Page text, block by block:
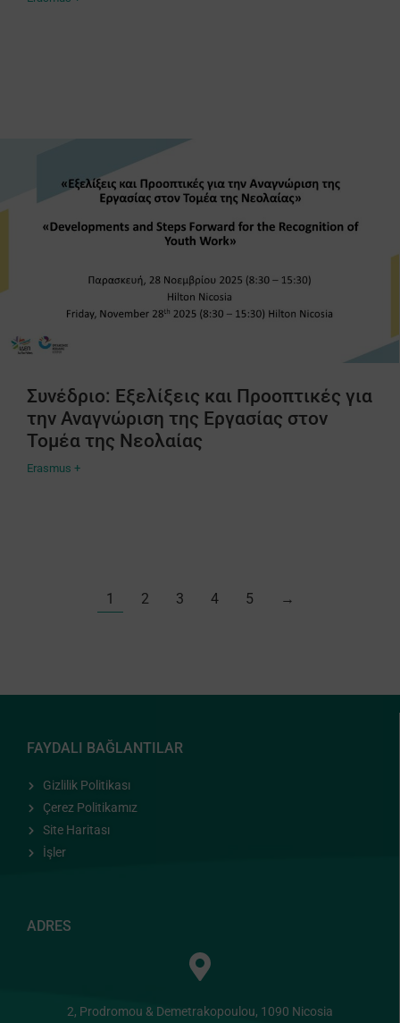
Συνέδριο: Εξελίξεις και Προοπτικές για
την Αναγνώριση της Εργασίας στον
Τομέα της Νεολαίας
Erasmus +
1 2 3 4 5 →
FAYDALI BAĞLANTILAR
Gizlilik Politikası
Çerez Politikamız
Site Haritası
İşler
ADRES
2, Prodromou & Demetrakopoulou, 1090 Nicosia